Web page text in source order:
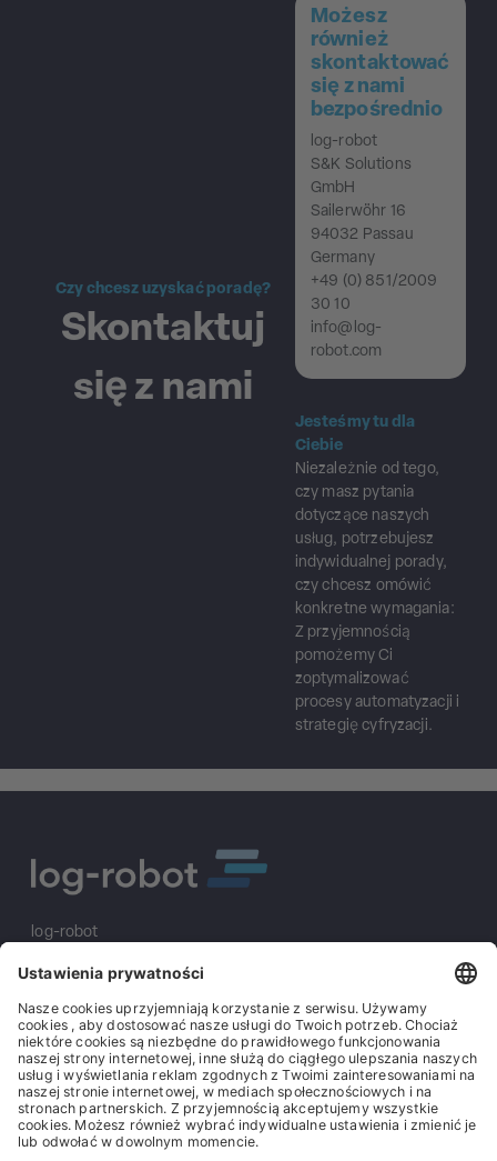
Czy chcesz uzyskać poradę?
Skontaktuj
się z nami
Możesz
również
skontaktować
się z nami
bezpośrednio
log-robot
S&K Solutions
GmbH
Sailerwöhr 16
94032 Passau
Germany
+49 (0) 851/2009
30 10
info@log-
robot.com
Jesteśmy tu dla
Ciebie
Niezależnie od tego,
czy masz pytania
dotyczące naszych
usług, potrzebujesz
indywidualnej porady,
czy chcesz omówić
konkretne wymagania:
Z przyjemnością
pomożemy Ci
zoptymalizować
procesy automatyzacji i
strategię cyfryzacji.
log-robot
Sailerwöhr 16
94032 Passau
+49 (0) 851/2009 30 10
info@log-robot.com
Rozwiązania
O nas
Stopka redakcyjna